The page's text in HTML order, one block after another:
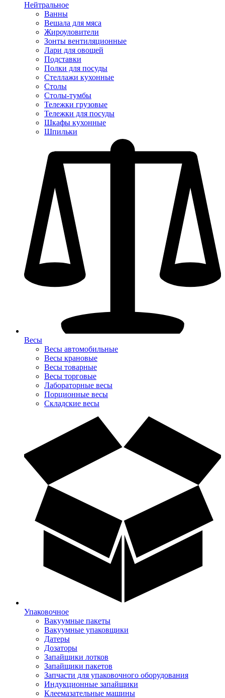
Нейтральное
Ванны
Вешала для мяса
Жироуловители
Зонты вентиляционные
Лари для овощей
Подставки
Полки для посуды
Стеллажи кухонные
Столы
Столы-тумбы
Тележки грузовые
Тележки для посуды
Шкафы кухонные
Шпильки
Весы
Весы автомобильные
Весы крановые
Весы товарные
Весы торговые
Лабораторные весы
Порционные весы
Складские весы
Упаковочное
Вакуумные пакеты
Вакуумные упаковщики
Датеры
Дозаторы
Запайщики лотков
Запайщики пакетов
Запчасти для упаковочного оборудования
Индукционные запайщики
Клеемазательные машины